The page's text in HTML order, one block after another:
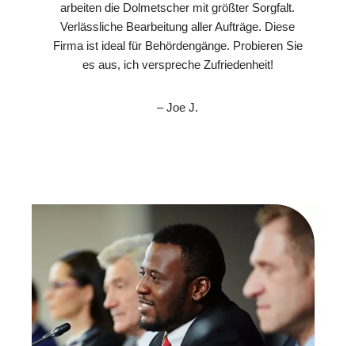
arbeiten die Dolmetscher mit größter Sorgfalt.
Verlässliche Bearbeitung aller Aufträge. Diese
Firma ist ideal für Behördengänge. Probieren Sie
es aus, ich verspreche Zufriedenheit!
– Joe J.